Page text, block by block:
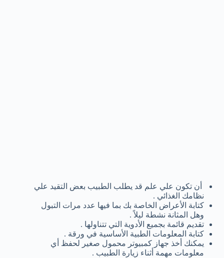
أن تكون علي علم قد يطلب الطبيب بعض التقيد علي
نظامك الغذائي .
كتابة الأعراض الخاصة بك بما فيها عدد مرات التبول
وهل المثانة نشطة ليلاً .
تقديم قائمة بجميع الأدوية التي تتناولها .
كتابة المعلومات الطبية الأساسية في ورقة .
يمكنك أخذ جهاز كمبيوتر محمول صغير لحفظ أي
معلومات مهمة أثناء زيارة الطبيب .